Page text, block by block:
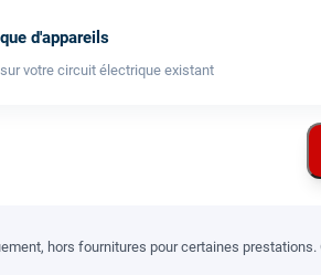
d'appareils
votre circuit électrique existant
hors fournitures pour certaines